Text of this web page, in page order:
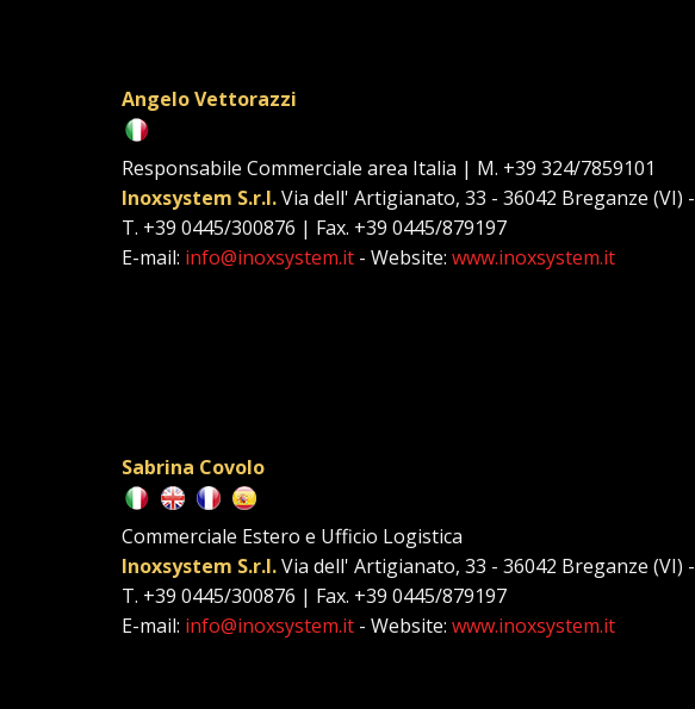
Angelo Vettorazzi
Responsabile Commerciale area Italia | M. +39 324/7859101
Inoxsystem S.r.l.Via dell' Artigianato, 33 - 36042 Breganze (VI)
T. +39 0445/300876 | Fax. +39 0445/879197
E-mail: info@inoxsystem.it - Website: www.inoxsystem.it
Sabrina Covolo
Commerciale Estero e Ufficio Logistica
Inoxsystem S.r.l.Via dell' Artigianato, 33 - 36042 Breganze (VI)
T. +39 0445/300876 | Fax. +39 0445/879197
E-mail: info@inoxsystem.it - Website: www.inoxsystem.it